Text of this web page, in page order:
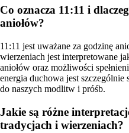
Co oznacza 11:11 i
aniołów?
11:11 jest uważane za godzinę
wierzeniach jest interpretowane
aniołów oraz możliwości
energia duchowa jest szczególnie
do naszych modlitw i próśb.
Jakie są różne
tradycjach i wierzeniach?